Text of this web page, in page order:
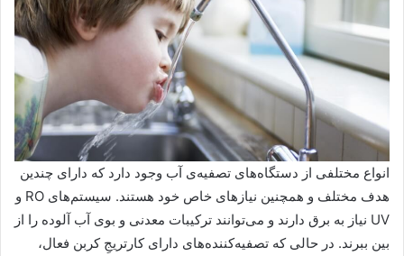
انواع مختلفی از دستگاه‌های تصفیه‌ی آب وجود دارد که دارای چندین
هدف مختلف و همچنین نیازهای خاص خود هستند. سیستم‌های RO و
UV نیاز به برق دارند و می‌توانند ترکیبات معدنی و بوی آب آلوده را از
بین ببرند. در حالی که تصفیه‌کننده‌های دارای کارتریجِ کربن فعال،